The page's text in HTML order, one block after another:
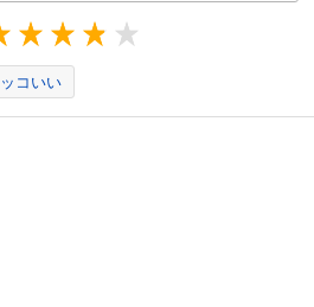
コいい